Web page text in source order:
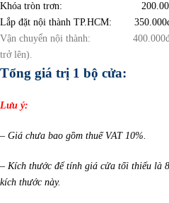
Khóa tròn trơn:
Lắp đặt nội thành TP.HCM:
Vận chuyển nội thành: 400.000đ/
trở lên).
Tổng giá trị 1 bộ cửa:
Lưu ý:
– Giá chưa bao gồm thuế VAT 10%.
– Kích thước để tính giá cửa tối thiểu là
kích thước này.